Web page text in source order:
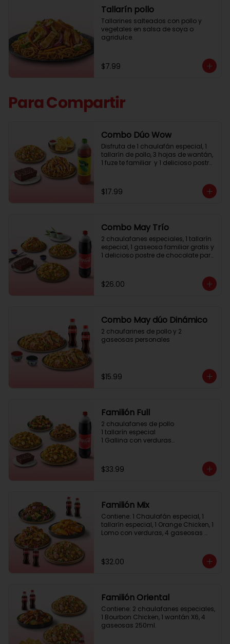
Tallarín pollo
Tallarines salteados con pollo y
vegetales en salsa de soya o
agridulce.
$7.99
Para Compartir
Combo Dúo Wow
Disfruta de 1 chaulafán especial, 1
tallarín de pollo, 3 hojas de wantán,
1 fuze te familiar  y 1 delicioso postre
$17.99
Combo May Trío
2 chaulafanes especiales, 1 tallarín
especial, 1 gaseosa familiar gratis y
1 delicioso postre de chocolate para
$26.00
Combo May dúo Dinámico
2 chaufarines de pollo y 2
gaseosas personales
$15.99
Familión Full
2 chaulafanes de pollo
1 tallarín especial
1 Gallina con verduras
1 gaseosa familiar GRATIS
$33.99
Familión Mix
Contiene: 1 Chaulafán especial, 1
tallarín especial, 1 Orange Chicken, 1
Lomo con verduras, 4 gaseosas
$32.00
Familión Oriental
Contiene: 2 chaulafanes especiales,
1 Bourbon Chicken, 1 wantán X6, 4
gaseosas 250ml.